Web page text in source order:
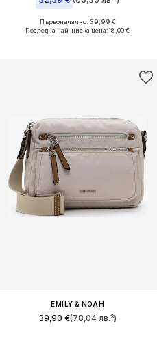
Налични размери: One Size
Първоначално: 39,99 €
Последна най-ниска цена:18,00 €
EMILY & NOAH
39,90 €(78,04 лв.³)